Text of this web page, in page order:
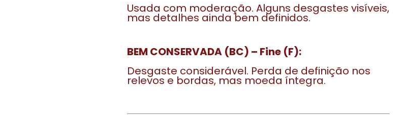
Usada com moderação. Alguns desgastes visíveis,
mas detalhes ainda bem definidos.
BEM CONSERVADA (BC) – Fine (F):
Desgaste considerável. Perda de definição nos
relevos e bordas, mas moeda íntegra.